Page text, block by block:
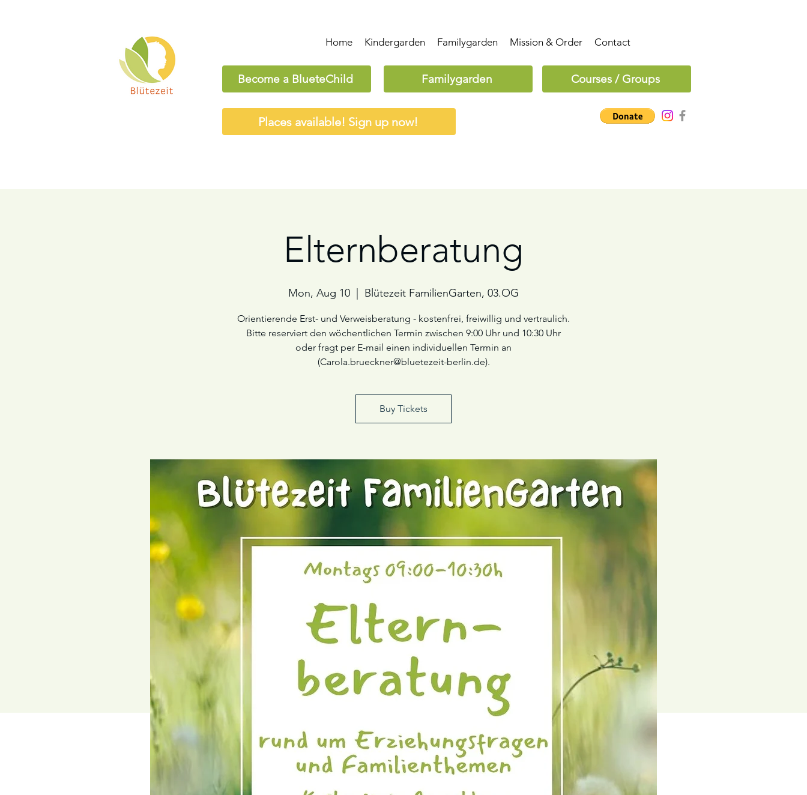
Home Kindergarden Familygarden Mission & Order Contact
Become a BlueteChild Familygarden Courses / Groups
Places available! Sign up now!
Elternberatung
Mon, Aug 10 Blütezeit FamilienGarten, 03.OG
Orientierende Erst- und Verweisberatung - kostenfrei, freiwillig und vertraulich.
Bitte reserviert den wöchentlichen Termin zwischen 9:00 Uhr und 10:30 Uhr
oder fragt per E-mail einen individuellen Termin an
(Carola.brueckner@bluetezeit-berlin.de).
Buy Tickets